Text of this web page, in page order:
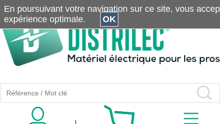
En poursuivant votre navigation sur ce site, vous
expérience optimale.
OK